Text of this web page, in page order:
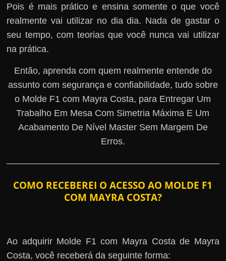
Pois é mais prático e ensina somente o que você
realmente vai utilizar no dia dia. Nada de gastar o
seu tempo, com teorias que você nunca vai utilizar
na prática.
Então, aprenda com quem realmente entende do
assunto com segurança e confiabilidade, tudo sobre
o Molde F1 com Mayra Costa, para Entregar Um
Trabalho Em Mesa Com Simetria Máxima E Um
Acabamento De Nível Master Sem Margem De
Erros.
COMO RECEBEREI O ACESSO AO MOLDE F1
COM MAYRA COSTA?
Ao adquirir Molde F1 com Mayra Costa de Mayra
Costa, você receberá da seguinte forma: